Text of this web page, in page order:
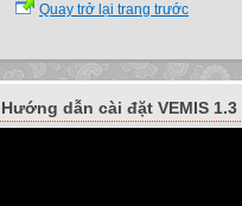
Quay trở lại trang trước
Hướng dẫn cài đặt VEMIS 1.3